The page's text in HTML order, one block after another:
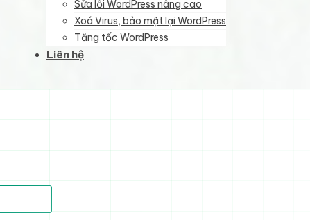
Sửa lỗi WordPress nâng cao
Xoá Virus, bảo mật lại WordPress
Tăng tốc WordPress
Liên hệ